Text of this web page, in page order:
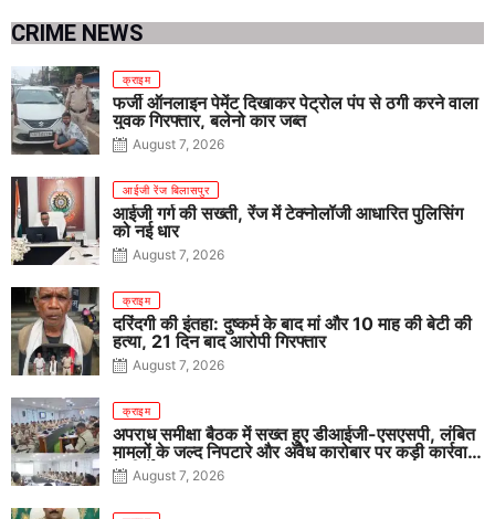
CRIME NEWS
क्राइम
फर्जी ऑनलाइन पेमेंट दिखाकर पेट्रोल पंप से ठगी करने वाला
युवक गिरफ्तार, बलेनो कार जब्त
August 7, 2026
आईजी रेंज बिलासपुर
आईजी गर्ग की सख्ती, रेंज में टेक्नोलॉजी आधारित पुलिसिंग
को नई धार
August 7, 2026
क्राइम
दरिंदगी की इंतहा: दुष्कर्म के बाद मां और 10 माह की बेटी की
हत्या, 21 दिन बाद आरोपी गिरफ्तार
August 7, 2026
क्राइम
अपराध समीक्षा बैठक में सख्त हुए डीआईजी-एसएसपी, लंबित
मामलों के जल्द निपटारे और अवैध कारोबार पर कड़ी कार्रवाई
के निर्देश
August 7, 2026